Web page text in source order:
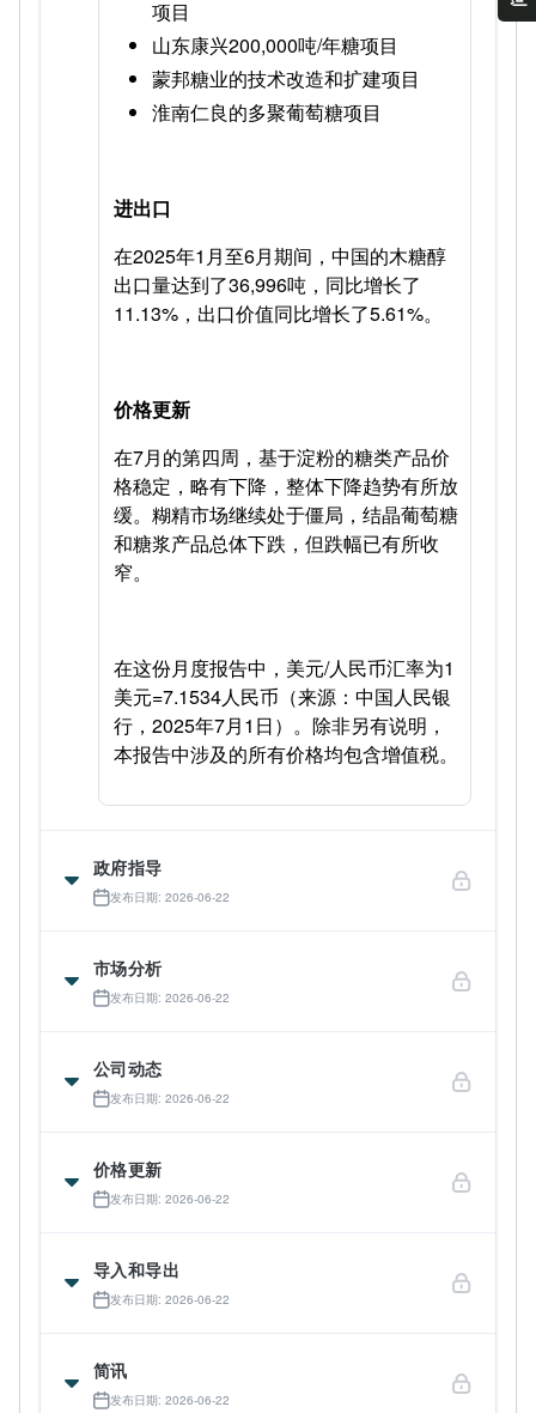
项目
山东康兴200,000吨/年糖项目
蒙邦糖业的技术改造和扩建项目
淮南仁良的多聚葡萄糖项目
进出口
在2025年1月至6月期间，中国的木糖醇
出口量达到了36,996吨，同比增长了
11.13%，出口价值同比增长了5.61%。
价格更新
在7月的第四周，基于淀粉的糖类产品价
格稳定，略有下降，整体下降趋势有所放
缓。糊精市场继续处于僵局，结晶葡萄糖
和糖浆产品总体下跌，但跌幅已有所收
窄。
在这份月度报告中，美元/人民币汇率为1
美元=7.1534人民币（来源：中国人民银
行，2025年7月1日）。除非另有说明，
本报告中涉及的所有价格均包含增值税。
政府指导
发布日期: 2026-06-22
市场分析
发布日期: 2026-06-22
公司动态
发布日期: 2026-06-22
价格更新
发布日期: 2026-06-22
导入和导出
发布日期: 2026-06-22
简讯
发布日期: 2026-06-22